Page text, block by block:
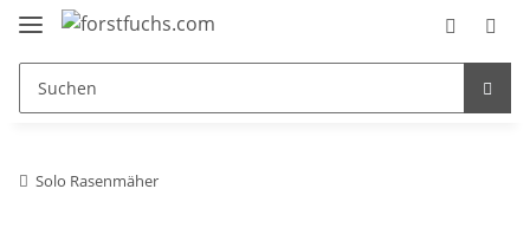
Solo Rasenmäher